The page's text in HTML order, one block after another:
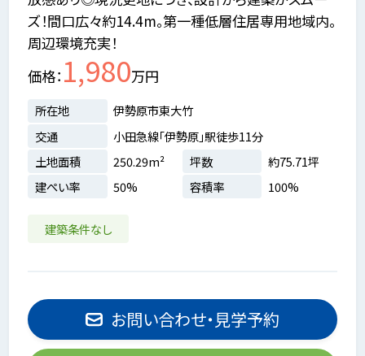
ズ！間口広々約14.4m。第一種低層住居専用地域内。
周辺環境充実！
価格 1,980万円
所在地
伊勢原市東大竹
交通
小田急線「伊勢原」駅徒歩11分
土地面積
250.29m² 坪数
約75.71坪
建ぺい率
50% 容積率 100%
建築条件なし
お問い合わせ・見学予約